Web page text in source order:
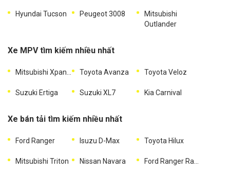
Hyundai Tucson Peugeot 3008
Mitsubishi
Outlander
Xe MPV tìm kiếm nhiều nhất
Mitsubishi Xpander Toyota Avanza Toyota Veloz
Suzuki Ertiga Suzuki XL7 Kia Carnival
Xe bán tải tìm kiếm nhiều nhất
Ford Ranger Isuzu D-Max Toyota Hilux
Mitsubishi Triton Nissan Navara Ford Ranger Raptor